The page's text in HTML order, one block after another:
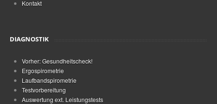
Kontakt
DIAGNOSTIK
Vorher: Gesundheitscheck!
Ergospirometrie
Laufbandspirometrie
Testvorbereitung
Auswertung ext. Leistungstests